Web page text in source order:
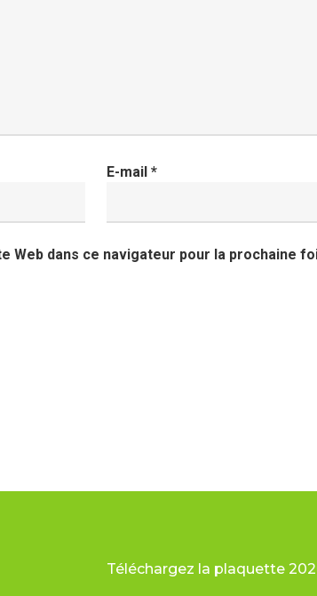
E-mail *
Web dans ce navigateur pour la prochaine
Téléchargez la plaquette